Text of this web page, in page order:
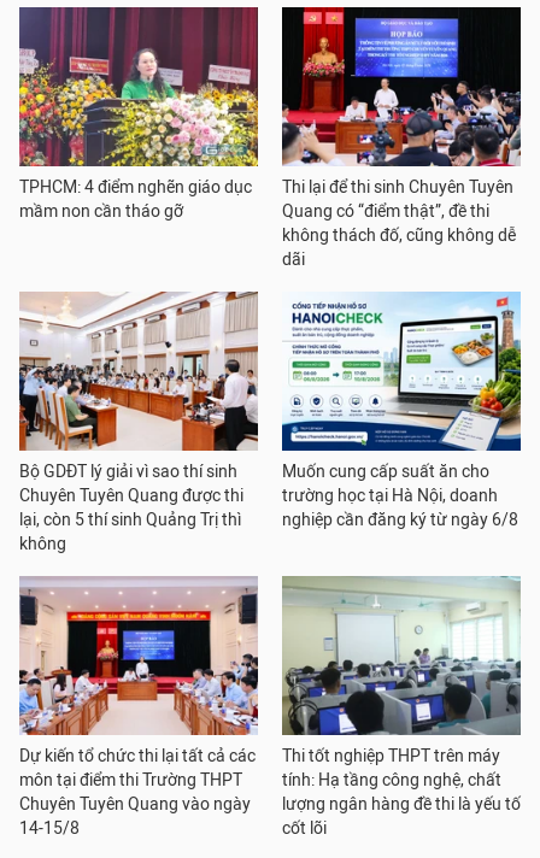
TPHCM: 4 điểm nghẽn giáo dục
mầm non cần tháo gỡ
Thi lại để thi sinh Chuyên Tuyên
Quang có “điểm thật”, đề thi
không thách đố, cũng không dễ
dãi
Bộ GDĐT lý giải vì sao thí sinh
Chuyên Tuyên Quang được thi
lại, còn 5 thí sinh Quảng Trị thì
không
Muốn cung cấp suất ăn cho
trường học tại Hà Nội, doanh
nghiệp cần đăng ký từ ngày 6/8
Dự kiến tổ chức thi lại tất cả các
môn tại điểm thi Trường THPT
Chuyên Tuyên Quang vào ngày
14-15/8
Thi tốt nghiệp THPT trên máy
tính: Hạ tầng công nghệ, chất
lượng ngân hàng đề thi là yếu tố
cốt lõi